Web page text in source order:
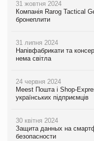
31 жовтня 2024
Компанія Rarog Tactical
бронеплити
31 липня 2024
Напівфабрикати та
нема світла
24 червня 2024
Meest Пошта і Shop-
українських підприємців
30 квітня 2024
Защита данных на
безопасности